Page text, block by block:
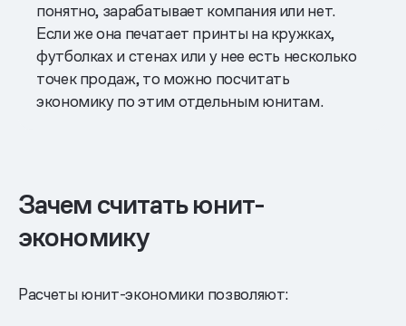
понятно, зарабатывает компания или нет.
Если же она печатает принты на кружках,
футболках и стенах или у нее есть несколько
точек продаж, то можно посчитать
экономику по этим отдельным юнитам.
Зачем считать юнит-
экономику
Расчеты юнит-экономики позволяют: